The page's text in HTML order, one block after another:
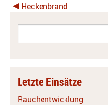
Heckenbrand
Letzte Einsätze
Rauchentwicklung